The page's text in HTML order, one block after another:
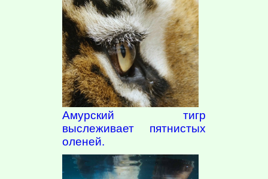
Амурский тигр
выслеживает пятнистых
оленей.